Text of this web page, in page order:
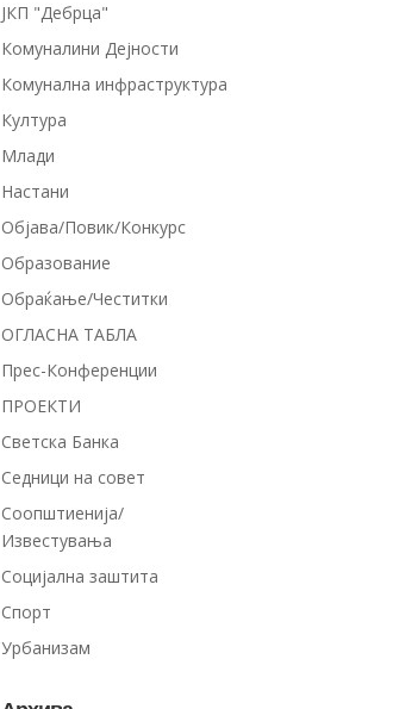
ЈКП "Дебрца"
Комуналини Дејности
Комунална инфраструктура
Култура
Млади
Настани
Објава/Повик/Конкурс
Образование
Обраќање/Честитки
ОГЛАСНА ТАБЛА
Прес-Конференции
ПРОЕКТИ
Светска Банка
Седници на совет
Соопштиенија/
Известувања
Социјална заштита
Спорт
Урбанизам